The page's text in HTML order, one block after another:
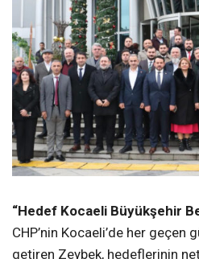
“Hedef Kocaeli Büyükşehir
CHP’nin Kocaeli’de her geçen
getiren Zeybek, hedeflerinin